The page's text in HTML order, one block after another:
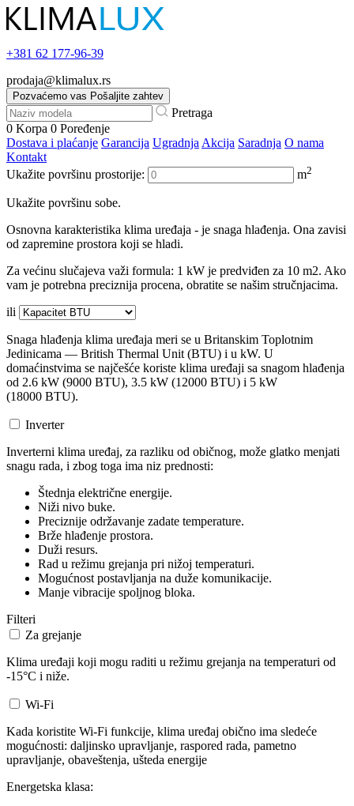
+381 62 177-96-39
prodaja@klimalux.rs
Pozvaćemo vas Pošaljite zahtev
Pretraga
0 Korpa 0 Poređenje
Dostava i plaćanje Garancija Ugradnja Akcija Saradnja O nama
Kontakt
Ukažite površinu prostorije:
m2
Ukažite površinu sobe.
Osnovna karakteristika klima uređaja - je snaga hlađenja. Ona zavisi
od zapremine prostora koji se hladi.
Za većinu slučajeva važi formula: 1 kW je predviđen za 10 m2. Ako
vam je potrebna preciznija procena, obratite se našim stručnjacima.
ili
Snaga hlađenja klima uređaja meri se u Britanskim Toplotnim
Jedinicama — British Thermal Unit (BTU) i u kW. U
domaćinstvima se najčešće koriste klima uređaji sa snagom hlađenja
od 2.6 kW (9000 BTU), 3.5 kW (12000 BTU) i 5 kW
(18000 BTU).
Inverter
Inverterni klima uređaj, za razliku od običnog, može glatko menjati
snagu rada, i zbog toga ima niz prednosti:
Štednja električne energije.
Niži nivo buke.
Preciznije održavanje zadate temperature.
Brže hlađenje prostora.
Duži resurs.
Rad u režimu grejanja pri nižoj temperaturi.
Mogućnost postavljanja na duže komunikacije.
Manje vibracije spoljnog bloka.
Filteri
Za grejanje
Klima uređaji koji mogu raditi u režimu grejanja na temperaturi od
-15°C i niže.
Wi-Fi
Kada koristite Wi-Fi funkcije, klima uređaj obično ima sledeće
mogućnosti: daljinsko upravljanje, raspored rada, pametno
upravljanje, obaveštenja, ušteda energije
Energetska klasa: